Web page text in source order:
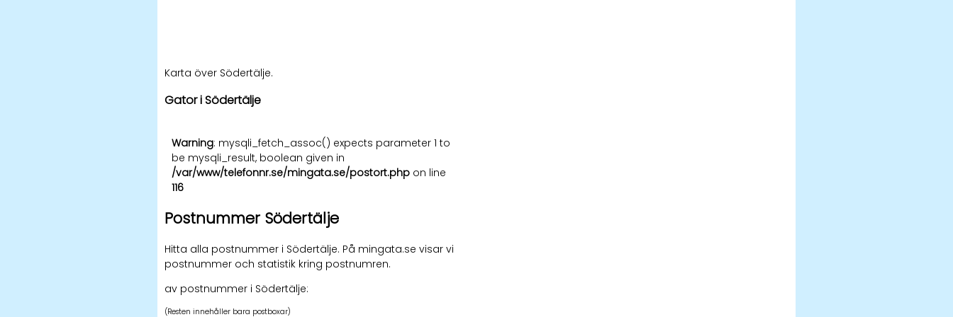
Karta över Södertälje.
Gator i Södertälje
Warning: mysqli_fetch_assoc() expects parameter 1 to
be mysqli_result, boolean given in
/var/www/telefonnr.se/mingata.se/postort.php on line
116
Postnummer Södertälje
Hitta alla postnummer i Södertälje. På mingata.se visar vi
postnummer och statistik kring postnumren.
av postnummer i Södertälje:
(Resten innehåller bara postboxar)